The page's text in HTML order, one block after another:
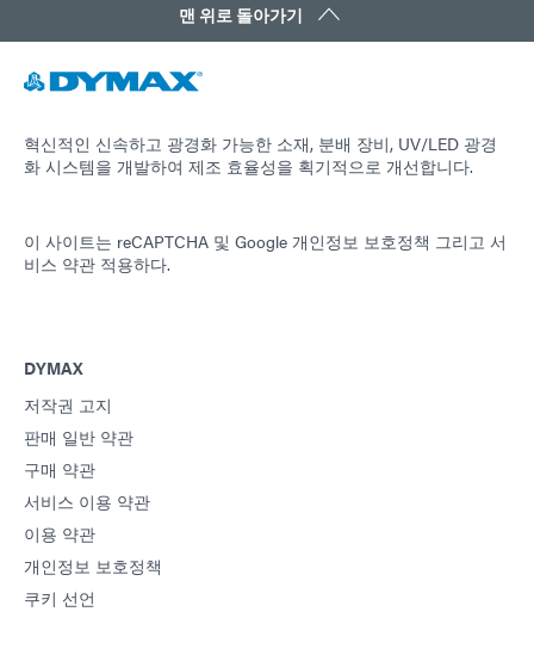
맨 위로 돌아가기
혁신적인 신속하고 광경화 가능한 소재, 분배 장비, UV/LED 광경
화 시스템을 개발하여 제조 효율성을 획기적으로 개선합니다.
이 사이트는 reCAPTCHA 및 Google 개인정보 보호정책 그리고 서
비스 약관 적용하다.
DYMAX
저작권 고지
판매 일반 약관
구매 약관
서비스 이용 약관
이용 약관
개인정보 보호정책
쿠키 선언